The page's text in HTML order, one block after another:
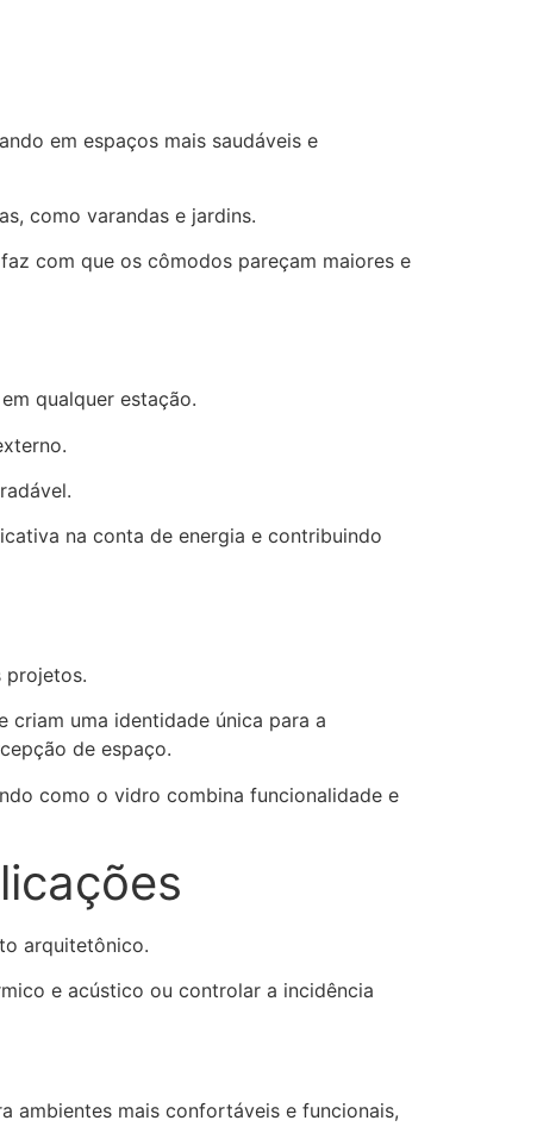
em espaços mais saudáveis e
como varandas e jardins.
com que os cômodos pareçam maiores e
qualquer estação.
na conta de energia e contribuindo
projetos.
criam uma identidade única para a
de espaço.
como o vidro combina funcionalidade e
arquitetônico.
e acústico ou controlar a incidência
ambientes mais confortáveis e funcionais,